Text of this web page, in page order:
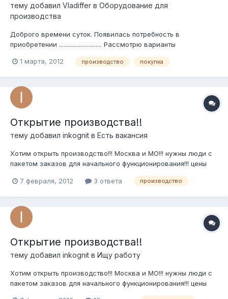
тему добавил Vladiffer в Оборудование для
производства
Доброго времени суток. Появилась потребность в
приобретении ............................ Рассмотрю варианты
помощь. Помощь можете найти тут: http://tybet3market.ru/
1 марта, 2012 производство покупка
Открытие производства!!
тему добавил inkognit в Есть вакансия
Хотим открыть производство!!! Москва и МО!!! нужны люди с
пакетом заказов для начального функционирования!!! цены
7 февраля, 2012
3 ответа производство
Открытие производства!!
тему добавил inkognit в Ищу работу
Хотим открыть производство!!! Москва и МО!!! нужны люди с
пакетом заказов для начального функционирования!!! цены